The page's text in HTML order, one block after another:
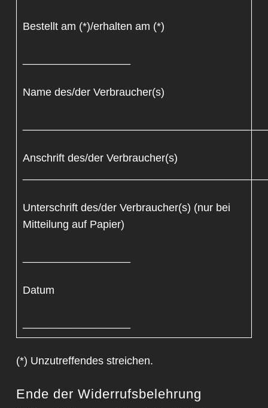
Bestellt am (*)/erhalten am (*)
Name des/der Verbraucher(s)
Anschrift des/der Verbraucher(s)
Unterschrift des/der Verbraucher(s) (nur bei
Mitteilung auf Papier)
Datum
(*) Unzutreffendes streichen.
Ende der Widerrufsbelehrung